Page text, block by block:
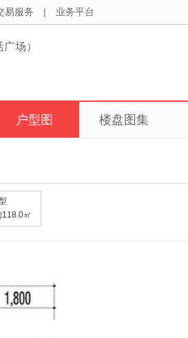
易服务 | 业务平台
场）
户型图 楼盘图集
㎡